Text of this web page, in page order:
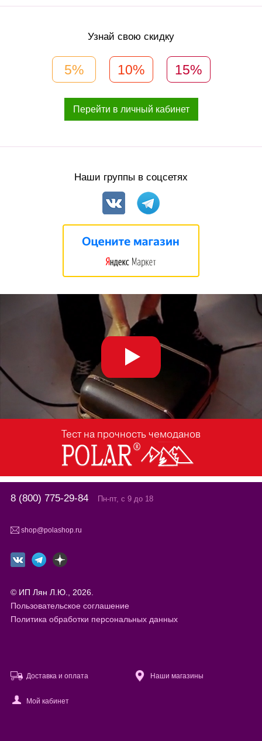
Узнай свою скидку
5% 10% 15%
Перейти в личный кабинет
Наши группы в соцсетях
Тест на прочность чемоданов
8 (800) 775-29-84 Пн-пт, с 9 до 18
shop@polashop.ru
© ИП Лян Л.Ю., 2026.
Пользовательское соглашение
Политика обработки персональных данных
Доставка и оплата Наши магазины
Мой кабинет